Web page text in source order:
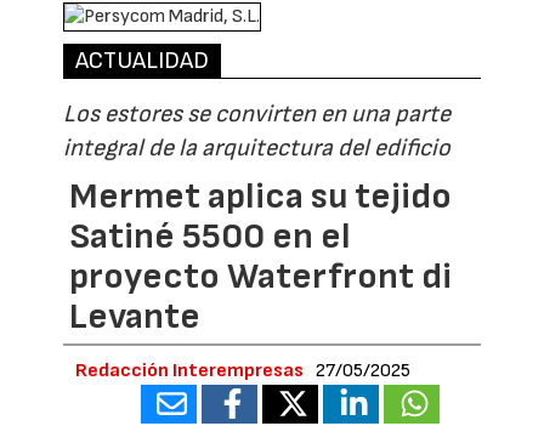
ACTUALIDAD
Los estores se convirten en una parte
integral de la arquitectura del edificio
Mermet aplica su tejido
Satiné 5500 en el
proyecto Waterfront di
Levante
Redacción Interempresas 27/05/2025